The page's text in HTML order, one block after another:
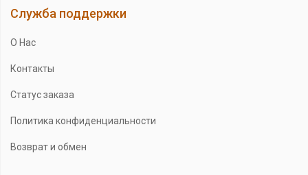
Служба поддержки
О Нас
Контакты
Статус заказа
Политика конфиденциальности
Возврат и обмен